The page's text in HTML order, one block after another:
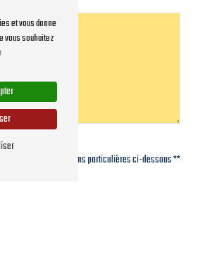
j'accepte les conditions particulières ci-dessous **
et vous donne
vous souhaitez